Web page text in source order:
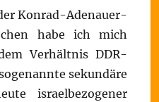
Konrad-Adenauer-
habe ich mich
Verhältnis DDR-
sekundäre
israelbezogener